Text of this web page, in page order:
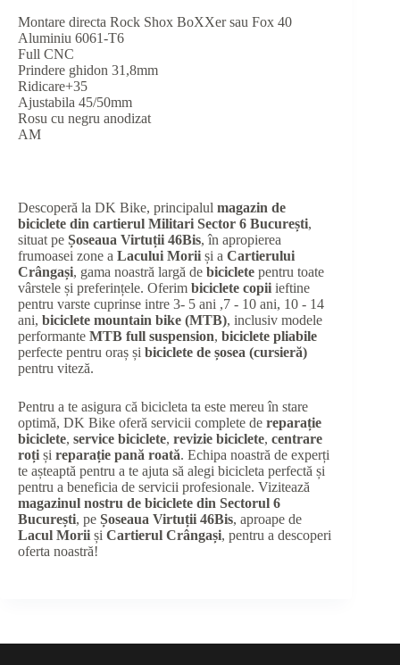
Montare directa Rock Shox BoXXer sau Fox 40
Aluminiu 6061-T6
Full CNC
Prindere ghidon 31,8mm
Ridicare+35
Ajustabila 45/50mm
Rosu cu negru anodizat
AM
Descoperă la DK Bike, principalul magazin de
biciclete din cartierul Militari Sector 6 București,
situat pe Șoseaua Virtuții 46Bis, în apropierea
frumoasei zone a Lacului Morii și a Cartierului
Crângași, gama noastră largă de biciclete pentru toate
vârstele și preferințele. Oferim biciclete copii ieftine
pentru varste cuprinse intre 3- 5 ani ,7 - 10 ani, 10 - 14
ani, biciclete mountain bike (MTB), inclusiv modele
performante MTB full suspension, biciclete pliabile
perfecte pentru oraș și biciclete de șosea (cursieră)
pentru viteză.
Pentru a te asigura că bicicleta ta este mereu în stare
optimă, DK Bike oferă servicii complete de reparație
biciclete, service biciclete, revizie biciclete, centrare
roți și reparație pană roată. Echipa noastră de experți
te așteaptă pentru a te ajuta să alegi bicicleta perfectă și
pentru a beneficia de servicii profesionale. Vizitează
magazinul nostru de biciclete din Sectorul 6
București, pe Șoseaua Virtuții 46Bis, aproape de
Lacul Morii și Cartierul Crângași, pentru a descoperi
oferta noastră!